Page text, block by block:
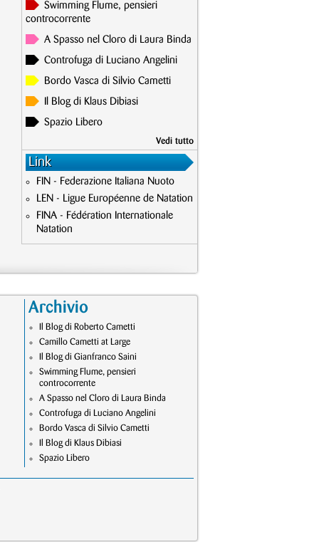
Swimming Flume, pensieri
controcorrente
A Spasso nel Cloro di Laura Binda
Controfuga di Luciano Angelini
Bordo Vasca di Silvio Cametti
Il Blog di Klaus Dibiasi
Spazio Libero
Vedi tutto
Link
FIN - Federazione Italiana Nuoto
LEN - Ligue Européenne de Natation
FINA - Fédération Internationale
Natation
Archivio
Il Blog di Roberto Cametti
Camillo Cametti at Large
Il Blog di Gianfranco Saini
Swimming Flume, pensieri
controcorrente
A Spasso nel Cloro di Laura Binda
Controfuga di Luciano Angelini
Bordo Vasca di Silvio Cametti
Il Blog di Klaus Dibiasi
Spazio Libero